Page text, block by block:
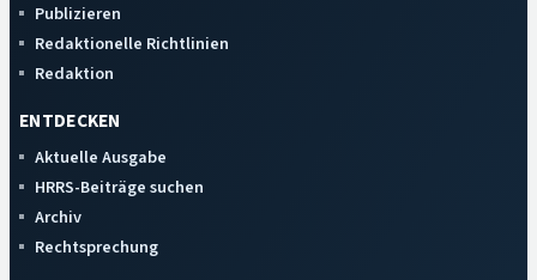
Publizieren
Redaktionelle Richtlinien
Redaktion
ENTDECKEN
Aktuelle Ausgabe
HRRS-Beiträge suchen
Archiv
Rechtsprechung